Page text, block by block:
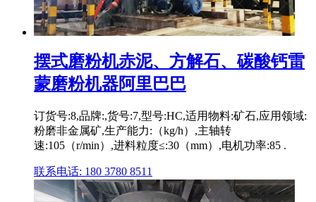
摆式磨粉机赤泥、方解石、碳酸钙雷
蒙磨粉机器阿里巴巴
订货号:8,品牌:,货号:7,型号:HC,适用物料:矿石,应用领域:
粉磨非金属矿,生产能力:（kg/h）,主轴转
速:105（r/min）,进料粒度≤:30（mm）,电机功率:85 .
联系电话: 180 3780 8511